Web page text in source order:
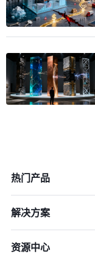
热门产品
解决方案
资源中心